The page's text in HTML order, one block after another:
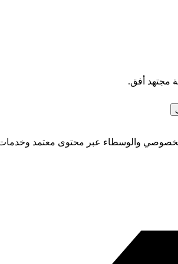
مجتهد أفق.
والوسطاء عبر محتوى معتمد